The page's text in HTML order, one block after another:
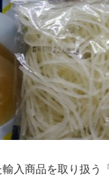
入商品を取り扱う